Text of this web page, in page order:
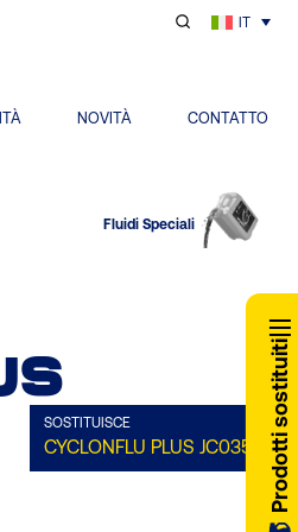
IT
NOVITÀ CONTATTO
Prodotti sostituiti
Fluidi Speciali
SOSTITUISCE
CYCLONFLU PLUS JC035